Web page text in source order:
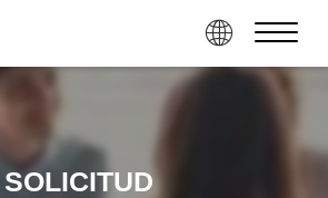
SOLICITUD